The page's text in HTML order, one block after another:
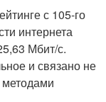
с 105-го
интернета
Мбит/с.
и связано не